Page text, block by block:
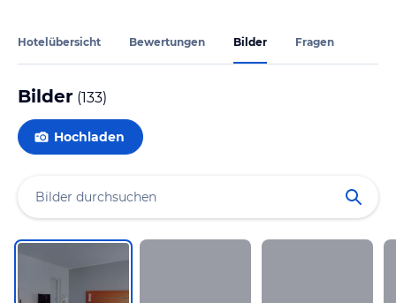
Hotelübersicht Bewertungen Bilder Fragen
Bilder (133)
Hochladen